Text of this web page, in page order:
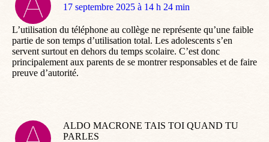
dit
17 septembre 2025 à 14 h 24 min
L’utilisation du téléphone au collège ne représente qu’une faible
partie de son temps d’utilisation total. Les adolescents s’en
servent surtout en dehors du temps scolaire. C’est donc
principalement aux parents de se montrer responsables et de faire
preuve d’autorité.
ALDO MACRONE TAIS TOI QUAND TU
PARLES